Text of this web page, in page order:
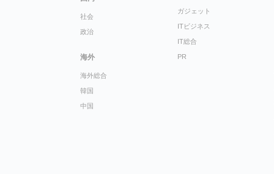
社会
政治
海外
海外総合
韓国
中国
ガジェット
ITビジネス
IT総合
PR